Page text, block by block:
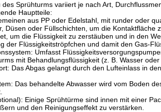
des Sprühturms variiert je nach Art,
Hauptteile:
aus PP oder Edelstahl, mit runder oder
Düsen oder Füllschichten, um die Kontaktfläche
um die Flüssigkeit zu zerstäuben und in den
der Flüssigkeitströpfchen und damit den Gas-
Umfasst
mit Behandlungsflüssigkeit (z. B. Wasser
Das Abgas gelangt durch den Lufteinlass in
Das behandelte Abwasser wird vom Boden
Einige Sprühtürme sind innen mit einer
und den Reinigungseffekt zu verstärken.